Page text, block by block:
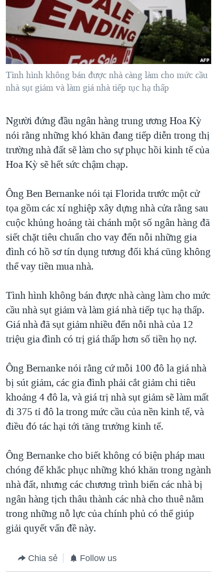
"Tìm"NGƯỜI VIỆT HẢI NGOẠI
ĐỜI SỐNG
KINH TẾ
KHOA HỌC
SỨC KHOẺ
GIÁO DỤC
HÀNH TRÌNH BẦU CỬ 2024
MỘT NĂM CHIẾN TRANH TẠI DẢI GAZA
GIẢI MÃ VÀNH ĐAI & CON ĐƯỜNG
NGÀY TỊ NẠN THẾ GIỚI
TRỊNH VĨNH BÌNH - NGƯỜI HẠ 'BÊN THẮNG CUỘC'
CHI PHÍ CHIẾN TRANH AFGHANISTAN
CÁC GIÁ TRỊ CỘNG HÒA Ở VIỆT NAM
THƯỢNG ĐỈNH TRUMP-KIM TẠI VIỆT NAM
NGƯ DÂN VIỆT VÀ LÀN SÓNG TRỘM HẢI SÂM
BÊN KIA QUỐC LỘ: TIẾNG VỌNG TỪ NÔNG THÔN MỸ
QUAN HỆ VIỆT MỸ
VIDEO
NGHE
MẠNG XÃ HỘI
Tình hình không bán được nhà càng làm cho mức cầu
nhà sụt giảm và làm giá nhà tiếp tục hạ thấp
Người đứng đầu ngân hàng trung ương Hoa Kỳ
nói rằng những khó khăn đang tiếp diễn trong thị
trường nhà đất sẽ làm cho sự phục hồi kinh tế của
Hoa Kỳ sẽ hết sức chậm chạp.
Ông Ben Bernanke nói tại Florida trước một cử
tọa gồm các xí nghiệp xây dựng nhà cửa rằng sau
cuộc khủng hoảng tài chánh một số ngân hàng đã
siết chặt tiêu chuẩn cho vay đến nỗi những gia
đình có hồ sơ tín dụng tương đối khá cũng không
thể vay tiền mua nhà.
Tình hình không bán được nhà càng làm cho mức
cầu nhà sụt giảm và làm giá nhà tiếp tục hạ thấp.
Giá nhà đã sụt giảm nhiều đến nỗi nhà của 12
triệu gia đình có trị giá thấp hơn số tiền họ nợ.
Ông Bernanke nói rằng cứ mỗi 100 đô la giá nhà
bị sút giảm, các gia đình phải cắt giảm chi tiêu
khoảng 4 đô la, và giá trị nhà sụt giảm sẽ làm mất
đi 375 tỉ đô la trong mức cầu của nền kinh tế, và
điều đó tác hại tới tăng trưởng kinh tế.
Ông Bernanke cho biết không có biện pháp mau
chóng để khắc phục những khó khăn trong ngành
nhà đất, nhưng các chương trình biến các nhà bị
ngân hàng tịch thâu thành các nhà cho thuê nằm
trong những nỗ lực của chính phủ có thể giúp
giải quyết vấn đề này.
Chia sẻ Follow us